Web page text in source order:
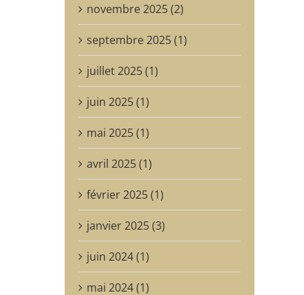
novembre 2025 (2)
septembre 2025 (1)
juillet 2025 (1)
juin 2025 (1)
mai 2025 (1)
avril 2025 (1)
février 2025 (1)
janvier 2025 (3)
juin 2024 (1)
mai 2024 (1)